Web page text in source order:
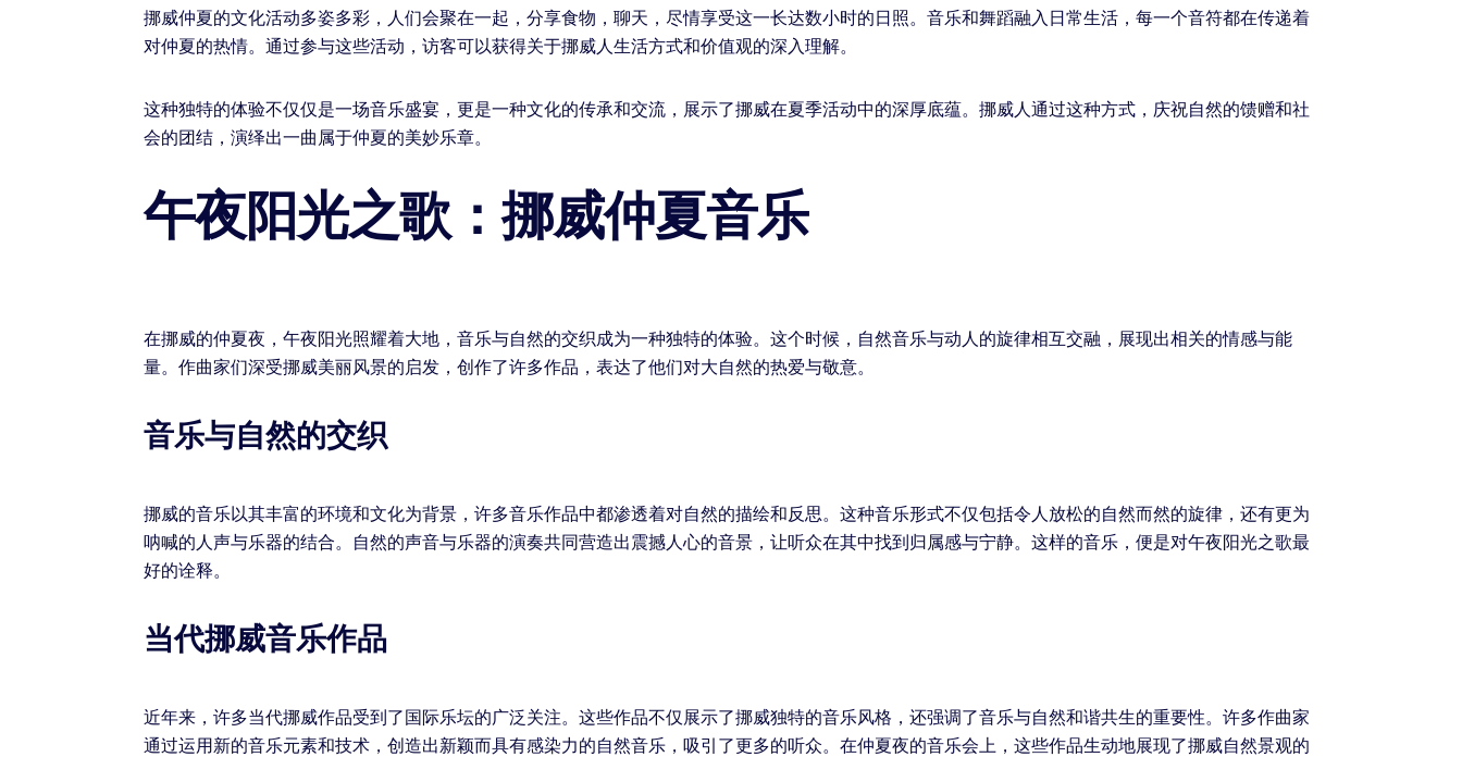
挪威仲夏的文化活动多姿多彩，人们会聚在一起，分享食物，聊天，尽情享受这一长达数小时的日照。音乐和舞蹈融入日常生活，每一个音符都在传递着
对仲夏的热情。通过参与这些活动，访客可以获得关于挪威人生活方式和价值观的深入理解。
这种独特的体验不仅仅是一场音乐盛宴，更是一种文化的传承和交流，展示了挪威在夏季活动中的深厚底蕴。挪威人通过这种方式，庆祝自然的馈赠和社
会的团结，演绎出一曲属于仲夏的美妙乐章。
午夜阳光之歌：挪威仲夏音乐
在挪威的仲夏夜，午夜阳光照耀着大地，音乐与自然的交织成为一种独特的体验。这个时候，自然音乐与动人的旋律相互交融，展现出相关的情感与能
量。作曲家们深受挪威美丽风景的启发，创作了许多作品，表达了他们对大自然的热爱与敬意。
音乐与自然的交织
挪威的音乐以其丰富的环境和文化为背景，许多音乐作品中都渗透着对自然的描绘和反思。这种音乐形式不仅包括令人放松的自然而然的旋律，还有更为
呐喊的人声与乐器的结合。自然的声音与乐器的演奏共同营造出震撼人心的音景，让听众在其中找到归属感与宁静。这样的音乐，便是对午夜阳光之歌最
好的诠释。
当代挪威音乐作品
近年来，许多当代挪威作品受到了国际乐坛的广泛关注。这些作品不仅展示了挪威独特的音乐风格，还强调了音乐与自然和谐共生的重要性。许多作曲家
通过运用新的音乐元素和技术，创造出新颖而具有感染力的自然音乐，吸引了更多的听众。在仲夏夜的音乐会上，这些作品生动地展现了挪威自然景观的